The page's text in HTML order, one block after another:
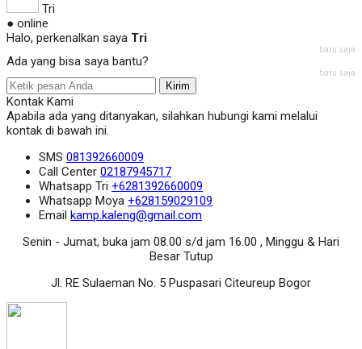
Tri
● online
Halo, perkenalkan saya Tri
baru saja
Ada yang bisa saya bantu?
baru saja
Kirim
Kontak Kami
Apabila ada yang ditanyakan, silahkan hubungi kami melalui
kontak di bawah ini.
SMS 081392660009
Call Center 02187945717
Whatsapp Tri +6281392660009
Whatsapp Moya +628159029109
Email kamp.kaleng@gmail.com
Senin - Jumat, buka jam 08.00 s/d jam 16.00 , Minggu & Hari
Besar Tutup
Jl. RE Sulaeman No. 5 Puspasari Citeureup Bogor